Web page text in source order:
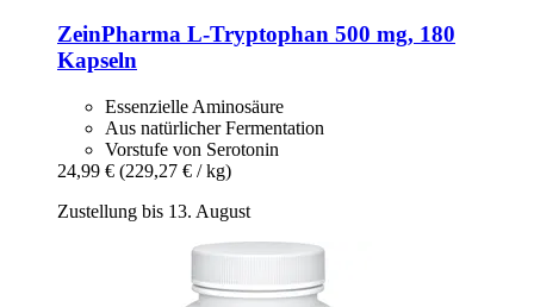
ZeinPharma L-​Tryptophan 500 mg, 180
Kapseln
Essenzielle Aminosäure
Aus natürlicher Fermentation
Vorstufe von Serotonin
24,99 € (229,27 € / kg)
Zustellung bis 13. August